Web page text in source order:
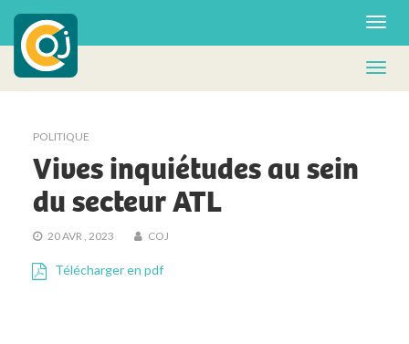
POLITIQUE
Vives inquiétudes au sein
du secteur ATL
20 AVR , 2023 COJ
Télécharger en pdf